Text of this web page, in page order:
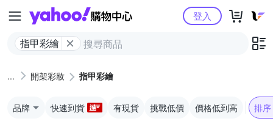
Yahoo購物中心
指甲彩繪
登入
開架彩妝 指甲彩繪
品牌 快速到貨 有現貨 挑戰低價 價格低到高 排序